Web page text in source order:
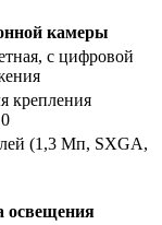
камеры
с цифровой
крепления
(1,3 Мп, SXGA,
освещения